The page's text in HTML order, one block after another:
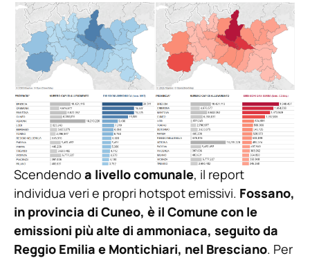
Scendendo a livello comunale, il report
individua veri e propri hotspot emissivi. Fossano,
in provincia di Cuneo, è il Comune con le
emissioni più alte di ammoniaca, seguito da
Reggio Emilia e Montichiari, nel Bresciano. Per